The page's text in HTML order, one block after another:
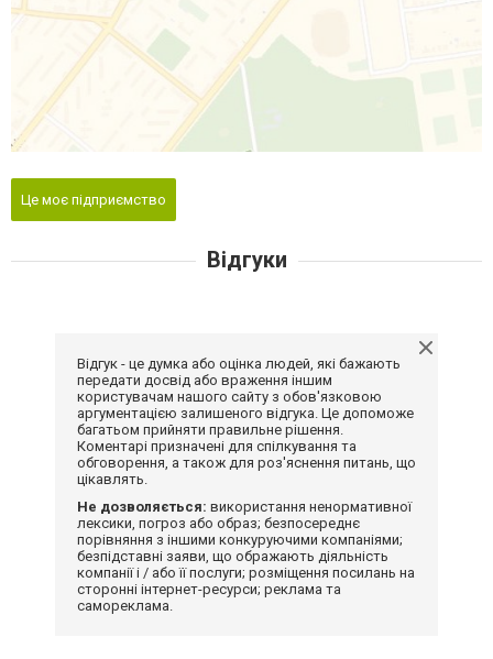
Це моє підприємство
Відгуки
Відгук - це думка або оцінка людей, які бажають
передати досвід або враження іншим
користувачам нашого сайту з обов'язковою
аргументацією залишеного відгука. Це допоможе
багатьом прийняти правильне рішення.
Коментарі призначені для спілкування та
обговорення, а також для роз'яснення питань, що
цікавлять.
Не дозволяється: використання ненормативної
лексики, погроз або образ; безпосереднє
порівняння з іншими конкуруючими компаніями;
безпідставні заяви, що ображають діяльність
компанії і / або її послуги; розміщення посилань на
сторонні інтернет-ресурси; реклама та
самореклама.